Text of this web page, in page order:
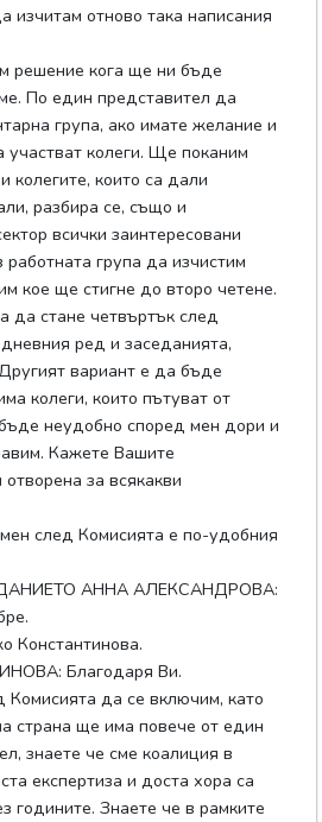
изчитам отново така написания
решение кога ще ни бъде
По един представител да
група, ако имате желание и
колеги. Ще поканим
колегите, които са дали
разбира се, също и
всички заинтересовани
работната група да изчистим
кое ще стигне до второ четене.
да стане четвъртък след
ред и заседанията,
вариант е да бъде
колеги, които пътуват от
неудобно според мен дори и
Кажете Вашите
за всякакви
след Комисията е по-удобния
АННА АЛЕКСАНДРОВА:
Константинова.
Благодаря Ви.
Комисията да се включим, като
страна ще има повече от един
знаете че сме коалиция в
експертиза и доста хора са
годините. Знаете че в рамките